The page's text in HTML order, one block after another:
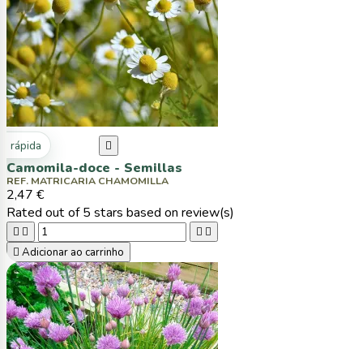
rápida 
Camomila-doce - Semillas
REF. MATRICARIA CHAMOMILLA
2,47 €
Rated out of 5 stars based on review(s)
   
 Adicionar ao carrinho